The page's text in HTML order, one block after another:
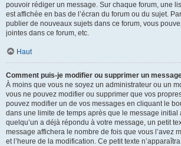
pouvoir rédiger un message. Sur chaque forum, une
est affichée en bas de l’écran du forum ou du sujet.
publier de nouveaux sujets dans ce forum, vous
jointes dans ce forum, etc.
Haut
Comment puis-je modifier ou supprimer un
À moins que vous ne soyez un administrateur ou un
vous ne pouvez modifier ou supprimer que vos
pouvez modifier un de vos messages en cliquant le
dans une limite de temps après que le message initial
quelqu’un a déjà répondu à votre message, un petit
message affichera le nombre de fois que vous l’avez
et l’heure de la modification. Ce petit texte n’apparaîtra